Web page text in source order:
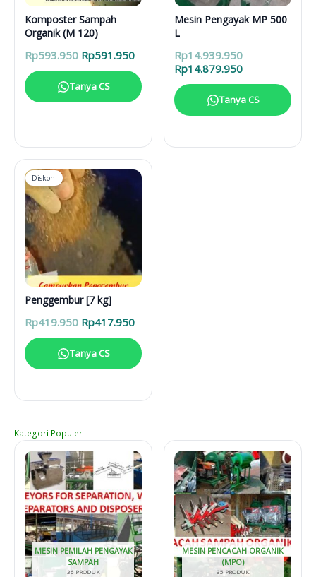
Komposter Sampah
Organik (M 120)
Rp593.950 Harga
aslinya
adalah:
Rp593.950.
Rp591.950Harga
ini
adalah:
Rp591.950.
Tanya CS
Mesin Pengayak MP 500
L
Rp14.939.950Harga
aslinya
adalah:
Rp14.939.950.
Rp14.879.950Harga
saat
ini
Tanya CS
Diskon!
Penggembur [7 kg]
Rp419.950 Harga
aslinya
adalah:
Rp419.950.
Rp417.950Harga
ini
adalah:
Tanya CS
Kategori Populer
MESIN PEMILAH PENGAYAK
SAMPAH
36 PRODUK
MESIN PENCACAH ORGANIK
(MPO)
35 PRODUK